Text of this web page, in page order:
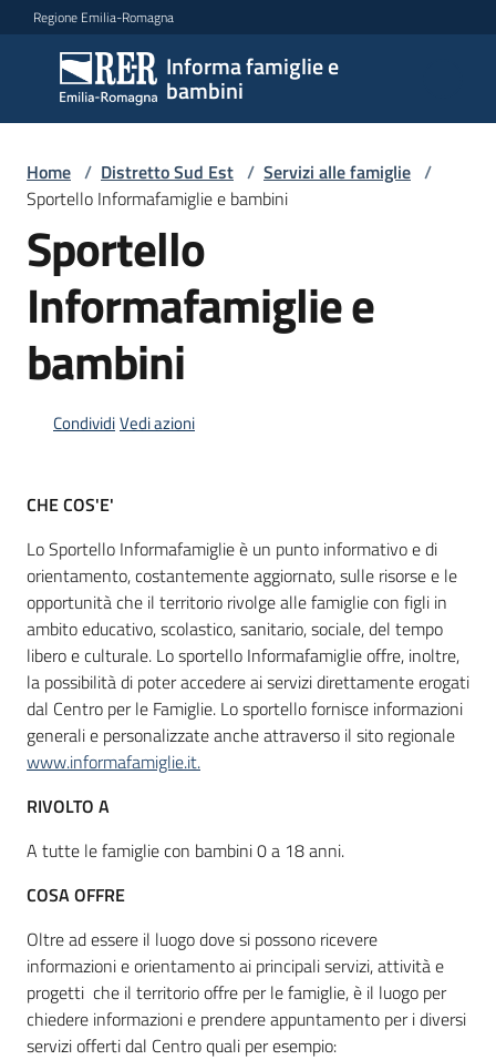
Vai al contenuto
Vai alla navigazione
Vai al footer
Regione Emilia-Romagna
Informa famiglie e
bambini
Informa
famiglie
e
bambini
Argomenti
Servizi
Menu selezionato
Informazioni
locali
Newsletter
Home / Distretto Sud Est / Servizi alle famiglie /
Sportello Informafamiglie e bambini
Sportello
Informafamiglie e
bambini
CondividiVedi azioni
CHE COS'E'
Lo Sportello Informafamiglie è un punto informativo e di
orientamento, costantemente aggiornato, sulle risorse e le
opportunità che il territorio rivolge alle famiglie con figli in
ambito educativo, scolastico, sanitario, sociale, del tempo
libero e culturale. Lo sportello Informafamiglie offre, inoltre,
la possibilità di poter accedere ai servizi direttamente erogati
dal Centro per le Famiglie. Lo sportello fornisce informazioni
generali e personalizzate anche attraverso il sito regionale
www.informafamiglie.it.
RIVOLTO A
A tutte le famiglie con bambini 0 a 18 anni.
COSA OFFRE
Oltre ad essere il luogo dove si possono ricevere
informazioni e orientamento ai principali servizi, attività e
progetti che il territorio offre per le famiglie, è il luogo per
chiedere informazioni e prendere appuntamento per i diversi
servizi offerti dal Centro quali per esempio: